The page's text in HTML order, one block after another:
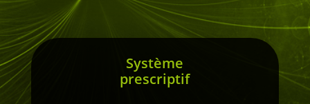
Système
prescriptif